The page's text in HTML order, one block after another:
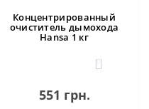
Концентрированный
очиститель дымохода
Hansa 1 кг
0
551 грн.